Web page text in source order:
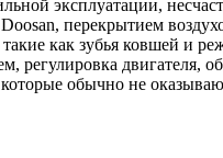
эксплуатации,
перекрытием
как зубья ковшей и
регулировка двигателя,
обычно не